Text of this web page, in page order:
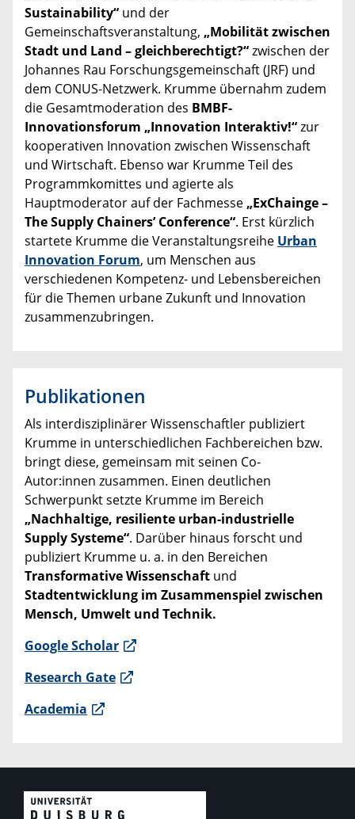
Sustainability“ und der
Gemeinschaftsveranstaltung, „Mobilität zwischen
Stadt und Land – gleichberechtigt?“zwischen der
Johannes Rau Forschungsgemeinschaft (JRF) und
dem CONUS-Netzwerk. Krumme übernahm zudem
die Gesamtmoderation des BMBF-
Innovationsforum „Innovation Interaktiv!“zur
kooperativen Innovation zwischen Wissenschaft
und Wirtschaft. Ebenso war Krumme Teil des
Programmkomittes und agierte als
Hauptmoderator auf der Fachmesse „ExChainge –
The Supply Chainers’ Conference“. Erst kürzlich
startete Krumme die Veranstaltungsreihe Urban
Innovation Forum, um Menschen aus
verschiedenen Kompetenz- und Lebensbereichen
für die Themen urbane Zukunft und Innovation
zusammenzubringen.
Publikationen
Als interdisziplinärer Wissenschaftler publiziert
Krumme in unterschiedlichen Fachbereichen bzw.
bringt diese, gemeinsam mit seinen Co-
Autor:innen zusammen. Einen deutlichen
Schwerpunkt setzte Krumme im Bereich
„Nachhaltige, resiliente urban-industrielle
Supply Systeme“. Darüber hinaus forscht und
publiziert Krumme u. a. in den Bereichen
Transformative Wissenschaft und
Stadtentwicklung im Zusammenspiel zwischen
Mensch, Umwelt und Technik.
Google Scholar
Research Gate
Academia